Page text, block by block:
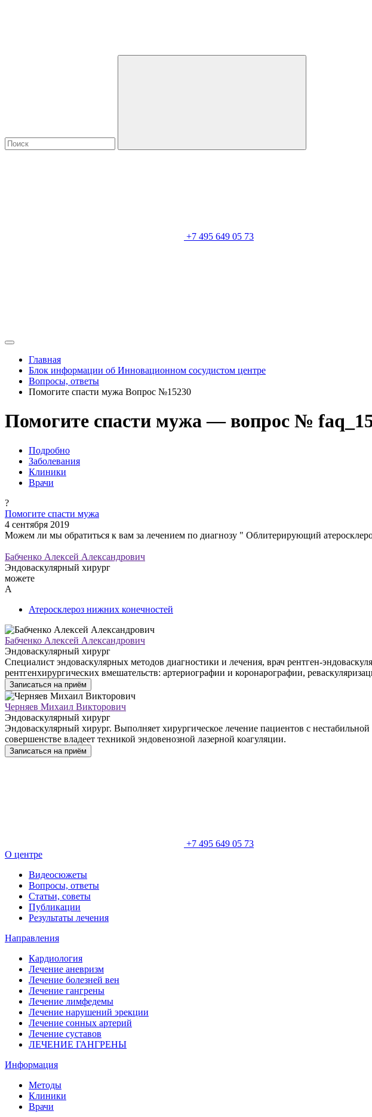
+7 495 649 05 73
Главная
Блок информации об Инновационном сосудистом центре
Вопросы, ответы
Помогите спасти мужа Вопрос №15230
Помогите спасти мужа — вопрос №
Подробно
Заболевания
Клиники
Врачи
?
Помогите спасти мужа
4 сентября 2019
Можем ли мы обратиться к вам за лечением по диагнозу " Облитерирующий
Бабченко Алексей Александрович
Эндоваскулярный хирург
можете
А
Атеросклероз нижних конечностей
Бабченко Алексей Александрович
Эндоваскулярный хирург
Специалист эндоваскулярных методов диагностики и лечения, врач рентген-
рентгенхирургических вмешательств: артериографии и коронарографии,
Записаться на приём
Черняев Михаил Викторович
Эндоваскулярный хирург
Эндоваскулярный хирург. Выполняет хирургическое лечение пациентов с
совершенстве владеет техникой эндовенозной лазерной коагуляции.
Записаться на приём
+7 495 649 05 73
О центре
Видеосюжеты
Вопросы, ответы
Статьи, советы
Публикации
Результаты лечения
Направления
Кардиология
Лечение аневризм
Лечение болезней вен
Лечение гангрены
Лечение лимфедемы
Лечение нарушений эрекции
Лечение сонных артерий
Лечение суставов
ЛЕЧЕНИЕ ГАНГРЕНЫ
Информация
Методы
Клиники
Врачи